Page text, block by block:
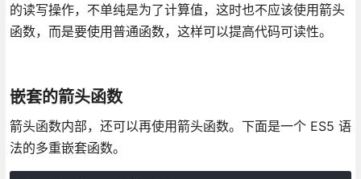
的读写操作，不单纯是为了计算值，这时也不应该使用箭头
函数，而是要使用普通函数，这样可以提高代码可读性。
嵌套的箭头函数
箭头函数内部，还可以再使用箭头函数。下面是一个 ES5 语
法的多重嵌套函数。